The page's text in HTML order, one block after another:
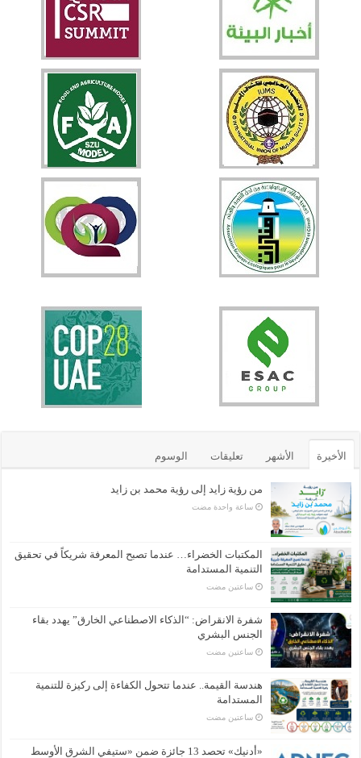
الأخيرة الأشهر تعليقات الوسوم
من رؤية زايد إلى رؤية محمد بن زايد
‏ساعة واحدة مضت
المكتبات الخضراء… عندما تصبح المعرفة شريكاً في تحقيق
التنمية المستدامة
‏ساعتين مضت
شفرة الانقراض: “الذكاء الاصطناعي الخارق” يهدد بقاء
الجنس البشري
‏ساعتين مضت
هندسة القيمة.. عندما تتحول الكفاءة إلى ركيزة للتنمية
المستدامة
‏ساعتين مضت
«أدنيك» تحصد 13 جائزة ضمن «ستيفي الشرق الأوسط